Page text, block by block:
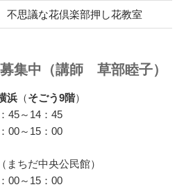
不思議な花倶楽部押し花教室
集中（講師 草部睦子）
浜 （そごう9階）
45～14：45
00～15：00
ちだ中央公民館）
00～15：00